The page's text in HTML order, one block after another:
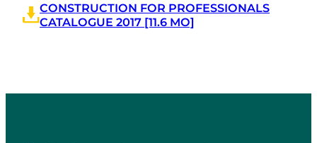
CONSTRUCTION FOR PROFESSIONALS
CATALOGUE 2017 [11.6 MO]